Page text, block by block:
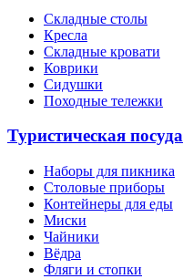
Складные столы
Кресла
Складные кровати
Коврики
Сидушки
Походные тележки
Туристическая посуда
Наборы для пикника
Столовые приборы
Контейнеры для еды
Миски
Чайники
Вёдра
Фляги и стопки